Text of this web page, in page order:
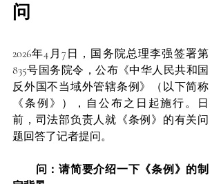
问
2026年4月7日，国务院总理李强签署第
835号国务院令，公布《中华人民共和国
反外国不当域外管辖条例》（以下简称
《条例》），自公布之日起施行。日
前，司法部负责人就《条例》的有关问
题回答了记者提问。
问：请简要介绍一下《条例》的制